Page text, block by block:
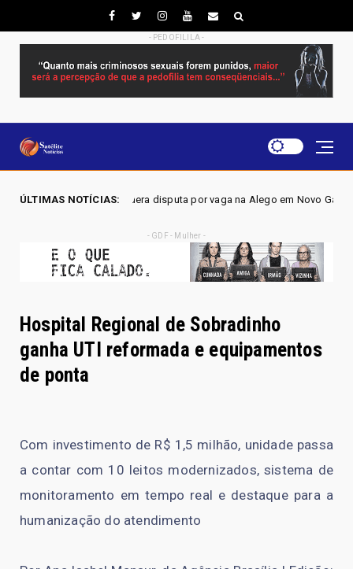
- PEDOFILILA -
ÚLTIMAS NOTÍCIAS:
disputa por vaga na Alego em Novo Gama, aponta pesquisa IGAPE
- GDF - Mulher -
Hospital Regional de Sobradinho
ganha UTI reformada e equipamentos
de ponta
Com investimento de R$ 1,5 milhão, unidade passa
a contar com 10 leitos modernizados, sistema de
monitoramento em tempo real e destaque para a
humanização do atendimento